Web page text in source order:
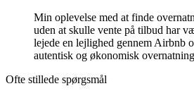
Min oplevelse med at finde
uden at skulle vente på tilbud har
lejede en lejlighed gennem Airbnb
autentisk og økonomisk
Ofte stillede spørgsmål